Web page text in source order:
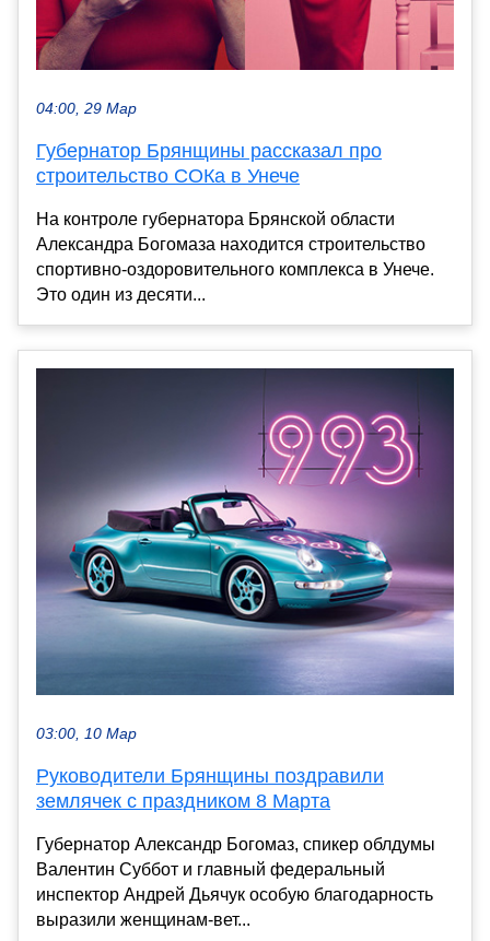
04:00, 29 Мар
Губернатор Брянщины рассказал про
строительство СОКа в Унече
На контроле губернатора Брянской области
Александра Богомаза находится строительство
спортивно-оздоровительного комплекса в Унече.
Это один из десяти...
03:00, 10 Мар
Руководители Брянщины поздравили
землячек с праздником 8 Марта
Губернатор Александр Богомаз, спикер облдумы
Валентин Суббот и главный федеральный
инспектор Андрей Дьячук особую благодарность
выразили женщинам-вет...